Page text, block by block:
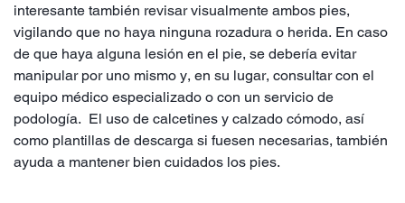
interesante también revisar visualmente ambos pies,
vigilando que no haya ninguna rozadura o herida. En caso
de que haya alguna lesión en el pie, se debería evitar
manipular por uno mismo y, en su lugar, consultar con el
equipo médico especializado o con un servicio de
podología. El uso de calcetines y calzado cómodo, así
como plantillas de descarga si fuesen necesarias, también
ayuda a mantener bien cuidados los pies.